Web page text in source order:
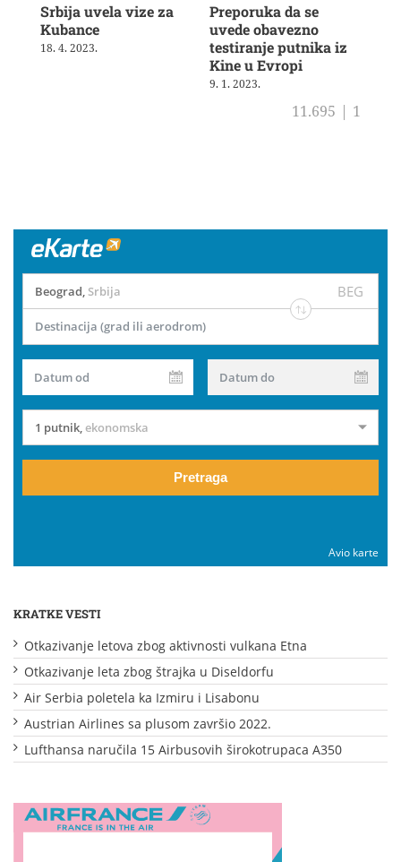
Srbija uvela vize za
Kubance
18. 4. 2023.
Preporuka da se
uvede obavezno
testiranje putnika iz
Kine u Evropi
9. 1. 2023.
11.695 | 1
Beograd Srbija BEG
Destinacija (grad ili aerodrom)
Datum od Datum do
1 putnik ekonomska
Pretraga
Avio karte
KRATKE VESTI
Otkazivanje letova zbog aktivnosti vulkana Etna
Otkazivanje leta zbog štrajka u Diseldorfu
Air Serbia poletela ka Izmiru i Lisabonu
Austrian Airlines sa plusom završio 2022.
Lufthansa naručila 15 Airbusovih širokotrupaca A350